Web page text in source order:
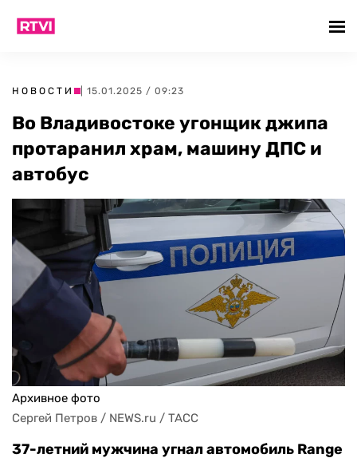
НОВОСТИ | 15.01.2025 / 09:23
Во Владивостоке угонщик джипа
протаранил храм, машину ДПС и
автобус
Архивное фото
Сергей Петров / NEWS.ru / TACC
37-летний мужчина угнал автомобиль Range